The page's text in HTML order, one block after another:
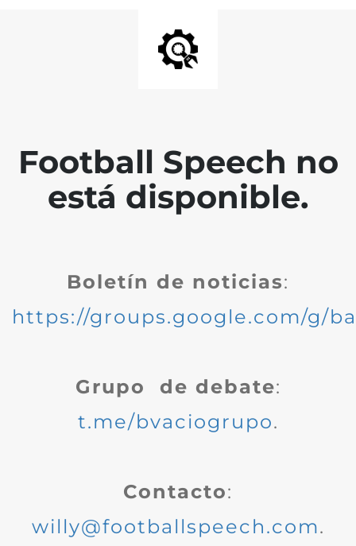
Football Speech no
está disponible.
Boletín de noticias:
https://groups.google.com/g/
Grupo de debate:
t.me/bvaciogrupo.
Contacto:
willy@footballspeech.com.